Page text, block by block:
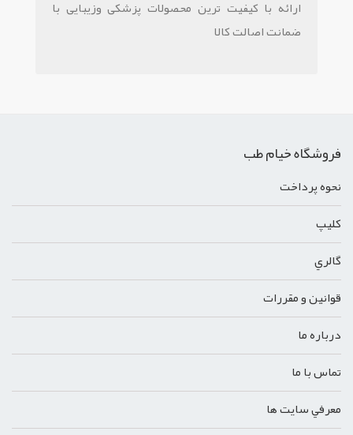
ارائه با کیفیت ترین محصولات پزشکی وزیبایی با
ضمانت اصالت کالا
فروشگاه خیام طب
نحوه پرداخت
کليپ
گالري
قوانين و مقررات
درباره ما
تماس با ما
معرفي سايت ها